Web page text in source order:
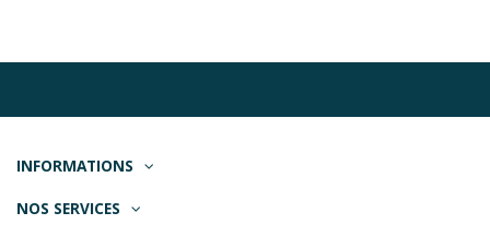
INFORMATIONS
NOS SERVICES